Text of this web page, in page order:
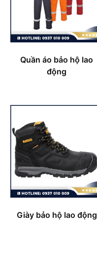
Quần áo bảo hộ lao
động
Giày bảo hộ lao động